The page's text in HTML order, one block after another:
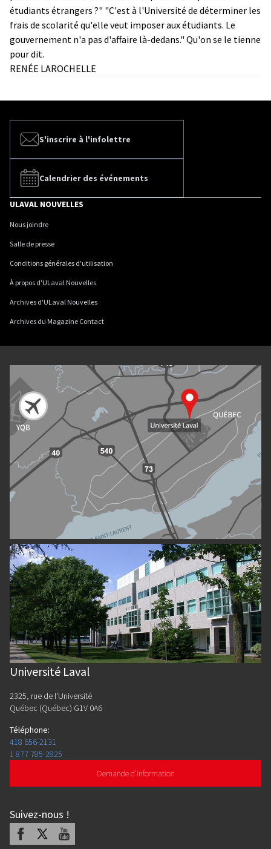
étudiants étrangers ?" "C'est à l'Université de déterminer les
frais de scolarité qu'elle veut imposer aux étudiants. Le
gouvernement n'a pas d'affaire là-dedans." Qu'on se le tienne
pour dit.
RENÉE LAROCHELLE
S'inscrire à l'infolettre
Calendrier des événements
ULAVAL NOUVELLES
Nous joindre
Salle de presse
Conditions générales d'utilisation
À propos d'ULaval Nouvelles
Archives d'ULaval Nouvelles
Archives du Magazine Contact
Université Laval
2325, rue de l'Université
Québec (Québec) G1V 0A6
Téléphone:
418 656-2131
1 877 785-2825
Demande d'information
Suivez-nous !
Facebook Youtube